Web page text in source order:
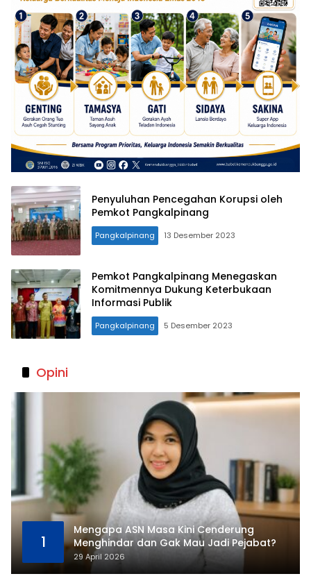
Penyuluhan Pencegahan Korupsi oleh
Pemkot Pangkalpinang
Pangkalpinang 13 Desember 2023
Pemkot Pangkalpinang Menegaskan
Komitmennya Dukung Keterbukaan
Informasi Publik
Pangkalpinang 5 Desember 2023
Opini
1
Mengapa ASN Masa Kini Cenderung
Menghindar dan Gak Mau Jadi Pejabat?
29 April 2026